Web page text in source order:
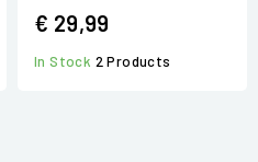
€ 29,99
In Stock 2 Products